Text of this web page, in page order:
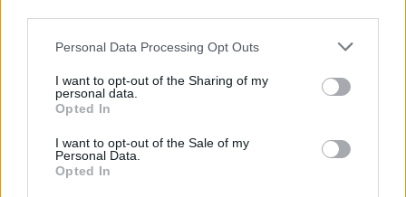
Personal Data Processing Opt Outs
I want to opt-out of the Sharing of my
personal data.
Opted In
I want to opt-out of the Sale of my
Personal Data.
Opted In
XX?
Lech Wałęsa
Aleksander Kwaśniewski
Wojciech Jaruzelski